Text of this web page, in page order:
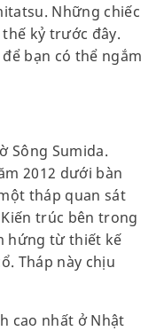
Những chiếc
kỷ trước đây.
bạn có thể ngắm
Sông Sumida.
2012 dưới bàn
tháp quan sát
trúc bên trong
hứng từ thiết kế
Tháp này chịu
cao nhất ở Nhật